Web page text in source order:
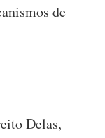
de
Delas,